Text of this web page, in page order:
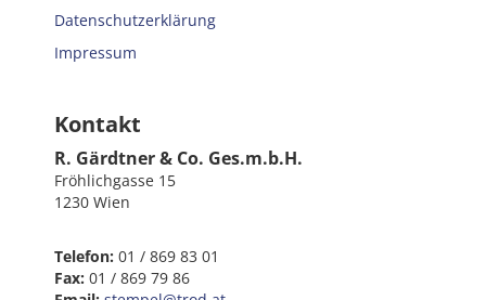
Datenschutzerklärung
Impressum
Kontakt
R. Gärdtner & Co. Ges.m.b.H.
Fröhlichgasse 15
1230 Wien
Telefon: 01 / 869 83 01
Fax: 01 / 869 79 86